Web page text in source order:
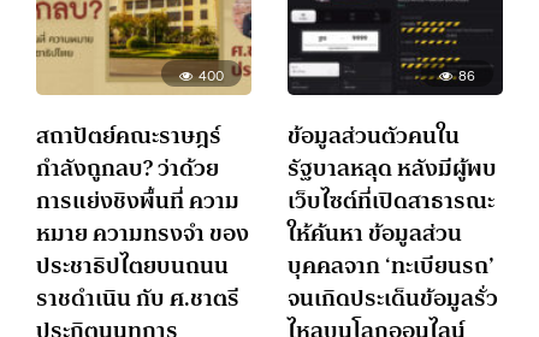
400
สถาปัตย์คณะราษฎร์
กำลังถูกลบ? ว่าด้วย
การแย่งชิงพื้นที่ ความ
หมาย ความทรงจำ ของ
ประชาธิปไตยบนถนน
ราชดำเนิน กับ ศ.ชาตรี
86
ข้อมูลส่วนตัวคนใน
รัฐบาลหลุด หลังมีผู้พบ
เว็บไซต์ที่เปิดสาธารณะ
ให้ค้นหา ข้อมูลส่วน
บุคคลจาก ‘ทะเบียนรถ’
จนเกิดประเด็นข้อมูลรั่ว